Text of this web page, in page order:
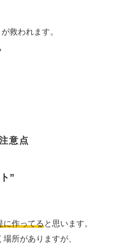
救われます。
意点
”
に作ってると思います。
所がありますが、